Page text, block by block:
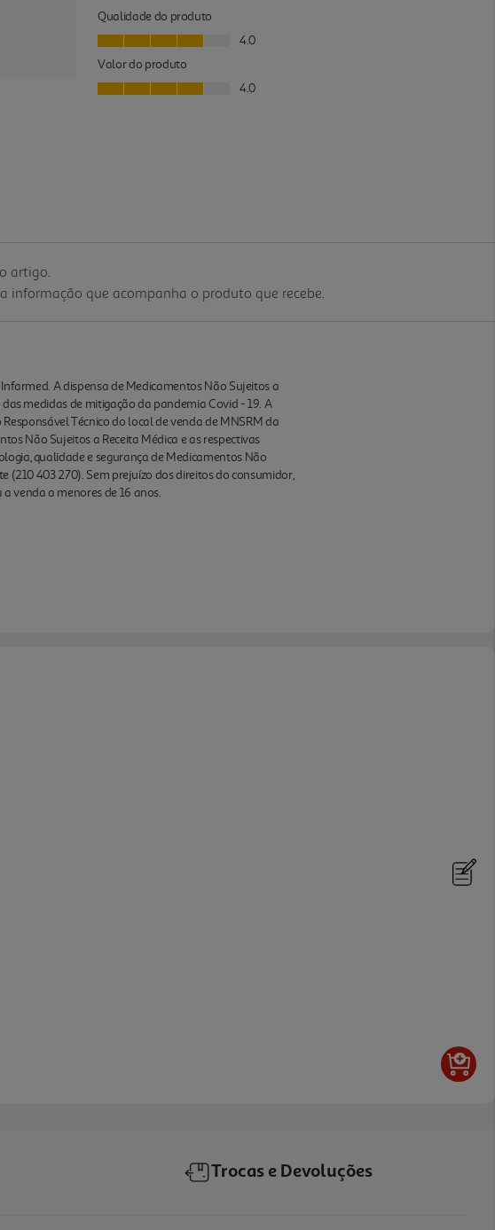
artigo.
informação que acompanha o produto que recebe.
A dispensa de Medicamentos Não Sujeitos a
medidas de mitigação da pandemia Covid - 19. A
Técnico do local de venda de MNSRM da
Não Sujeitos a Receita Médica e as respectivas
qualidade e segurança de Medicamentos Não
(210 403 270). Sem prejuízo dos direitos do consumidor,
venda a menores de 16 anos.
Trocas e Devoluções